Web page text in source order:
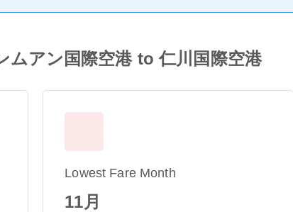
アン国際空港 to 仁川国際空港
Lowest Fare Month
11月